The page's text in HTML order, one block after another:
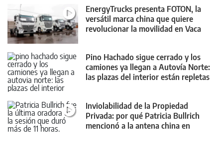
EnergyTrucks presenta FOTON, la
versátil marca china que quiere
revolucionar la movilidad en Vaca
Pino Hachado sigue cerrado y los
camiones ya llegan a Autovía Norte:
las plazas del interior están repletas
Inviolabilidad de la Propiedad
Privada: por qué Patricia Bullrich
mencionó a la antena china en